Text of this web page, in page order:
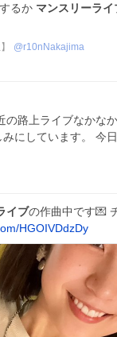
るか マンスリーライ
@r10nNakajima
路上ライブなかなか
にしています。 今
イブの作曲中です💌
HGOIVDdzDy